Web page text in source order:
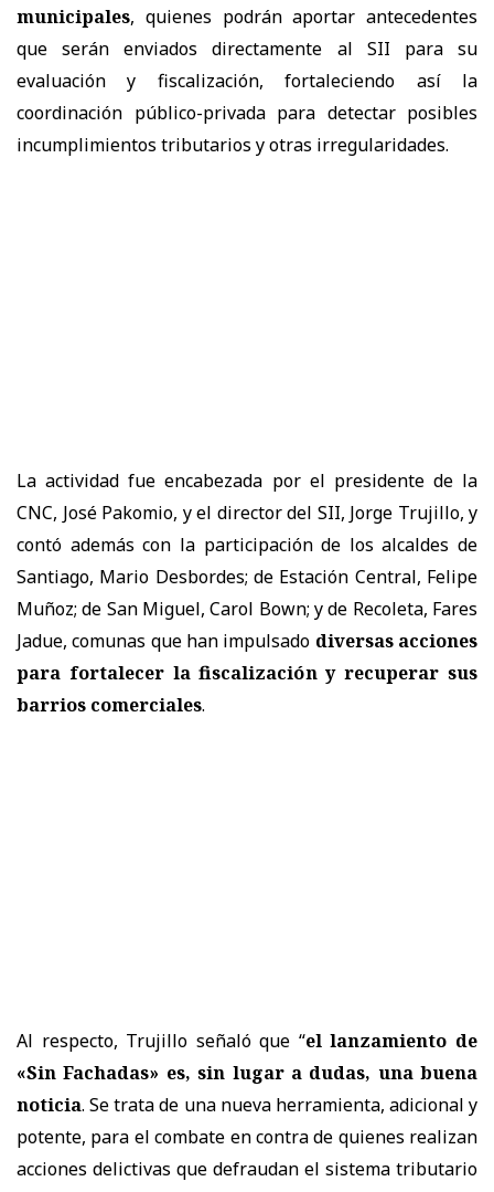
municipales, quienes podrán aportar antecedentes
que serán enviados directamente al SII para su
evaluación y fiscalización, fortaleciendo así la
coordinación público-privada para detectar posibles
incumplimientos tributarios y otras irregularidades.
La actividad fue encabezada por el presidente de la
CNC, José Pakomio, y el director del SII, Jorge Trujillo, y
contó además con la participación de los alcaldes de
Santiago, Mario Desbordes; de Estación Central, Felipe
Muñoz; de San Miguel, Carol Bown; y de Recoleta, Fares
Jadue, comunas que han impulsado diversas acciones
para fortalecer la fiscalización y recuperar sus
barrios comerciales.
Al respecto, Trujillo señaló que “el lanzamiento de
«Sin Fachadas» es, sin lugar a dudas, una buena
noticia. Se trata de una nueva herramienta, adicional y
potente, para el combate en contra de quienes realizan
acciones delictivas que defraudan el sistema tributario